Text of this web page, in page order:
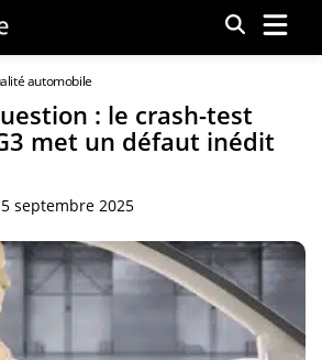
Menu
automobile
: le crash-test
met un défaut inédit
septembre 2025